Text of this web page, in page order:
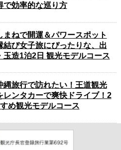
で効率的な巡り方
まねで開運＆パワースポット
結び女子旅にぴったりな、出
玉造1泊2日 観光モデルコース
縄旅行で訪れたい！王道観光
レンタカーで爽快ドライブ！2
め観光モデルコース